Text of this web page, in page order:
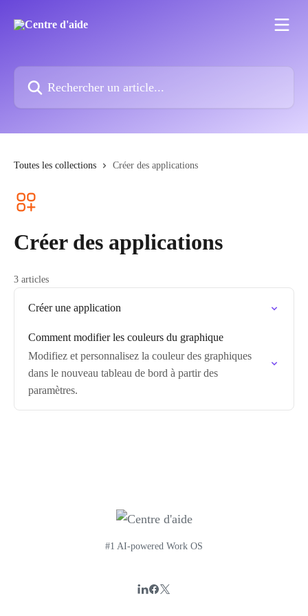
Toutes les collections Créer des applications
Créer des applications
3 articles
Créer une application
Comment modifier les couleurs du graphique
Modifiez et personnalisez la couleur des graphiques
dans le nouveau tableau de bord à partir des
paramètres.
#1 AI-powered Work OS